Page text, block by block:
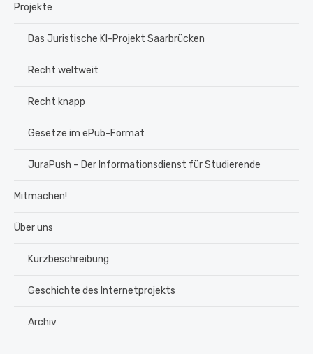
Projekte
Das Juristische KI-Projekt Saarbrücken
Recht weltweit
Recht knapp
Gesetze im ePub-Format
JuraPush – Der Informationsdienst für Studierende
Mitmachen!
Über uns
Kurzbeschreibung
Geschichte des Internetprojekts
Archiv